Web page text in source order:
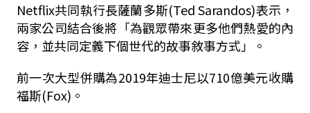
Netflix共同執行長薩蘭多斯(Ted Sarandos)表示，
兩家公司結合後將「為觀眾帶來更多他們熱愛的內
容，並共同定義下個世代的故事敘事方式」。
前一次大型併購為2019年迪士尼以710億美元收購
福斯(Fox) 。